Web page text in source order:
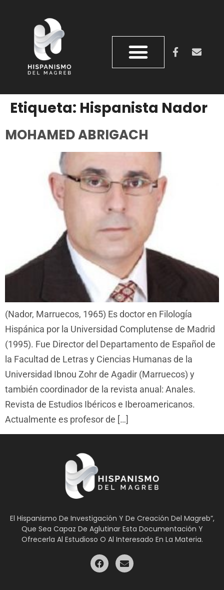
Etiqueta: Hispanista Nador
MOHAMED ABRIGACH
(Nador, Marruecos, 1965) Es doctor en Filología
Hispánica por la Universidad Complutense de Madrid
(1995). Fue Director del Departamento de Español de
la Facultad de Letras y Ciencias Humanas de la
Universidad Ibnou Zohr de Agadir (Marruecos) y
también coordinador de la revista anual: Anales.
Revista de Estudios Ibéricos e Iberoamericanos.
Actualmente es profesor de […]
El Hispanismo De Investigación Y De Creación Del Magreb”,
Que Sea Capaz De Aglutinar Esta Documentación Y
Ofrecerla Al Estudioso O Al Interesado En La Materia.